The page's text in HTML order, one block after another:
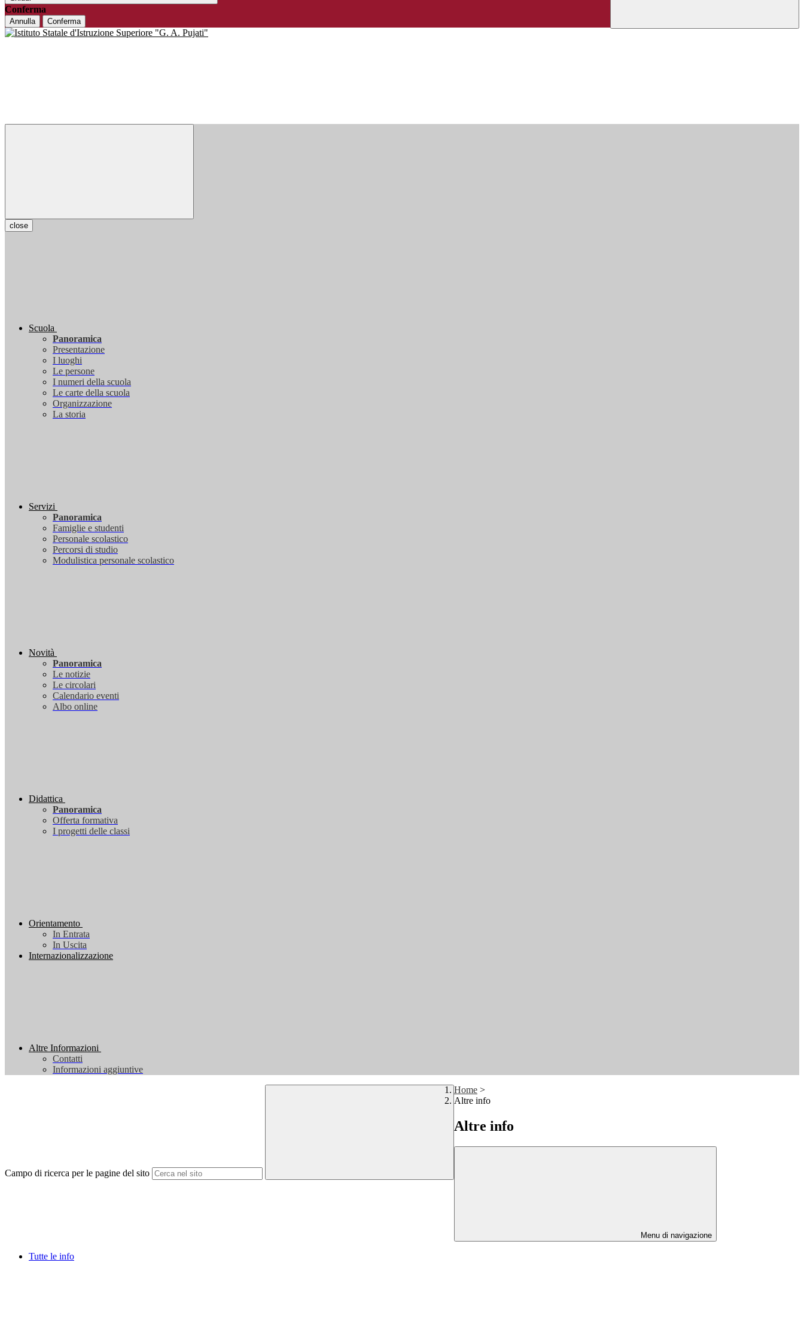
Conferma
Annulla Conferma
close
Scuola
Panoramica
Presentazione
I luoghi
Le persone
I numeri della scuola
Le carte della scuola
Organizzazione
La storia
Servizi
Panoramica
Famiglie e studenti
Personale scolastico
Percorsi di studio
Modulistica personale scolastico
Novità
Panoramica
Le notizie
Le circolari
Calendario eventi
Albo online
Didattica
Panoramica
Offerta formativa
I progetti delle classi
Orientamento
In Entrata
In Uscita
Internazionalizzazione
Altre Informazioni
Contatti
Informazioni aggiuntive
Campo di ricerca per le pagine del sito
Home >
Altre info
Altre info
Menu di navigazione
Tutte le info